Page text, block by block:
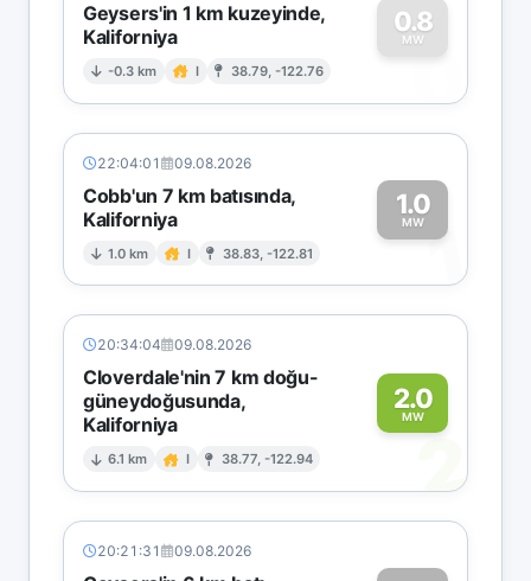
Geysers'in 1 km kuzeyinde,
Kaliforniya
-0.3 km I 38.79, -122.76
0.8
MW
0
22:04:01 09.08.2026
Cobb'un 7 km batısında,
Kaliforniya
1.0 km I 38.83, -122.81
1.0
MW1
20:34:04 09.08.2026
Cloverdale'nin 7 km doğu-
güneydoğusunda,
Kaliforniya
6.1 km I 38.77, -122.94
2.0
MW
2
20:21:31 09.08.2026